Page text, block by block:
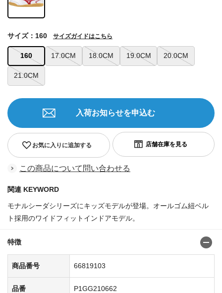
160 17.0CM 18.0CM 19.0CM 20.0CM
21.0CM
サイズ：160 サイズガイドはこちら
お気に入りに追加する
入荷お知らせを申込む
この商品について問い合わせる
関連 KEYWORD
モナルシーダシリーズにキッズモデルが登場。オールゴム紐ベル
ト採用のワイドフィットインドアモデル。
特徴
商品番号 66819103
品番 P1GG210662